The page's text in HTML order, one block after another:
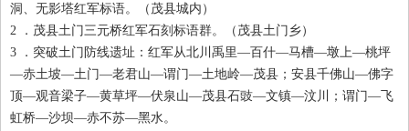
洞、无影塔红军标语。（茂县城内）
2
．茂县土门三元桥红军石刻标语群。（茂县土门乡）
3
．突破土门防线遗址：红军从北川禹里—百什—马槽—墩上—桃坪
—赤土坡—土门—老君山—谓门—土地岭—茂县；安县千佛山—佛字
顶—观音梁子—黄草坪—伏泉山—茂县石豉—文镇—汶川；谓门—飞
虹桥—沙坝—赤不苏—黑水。